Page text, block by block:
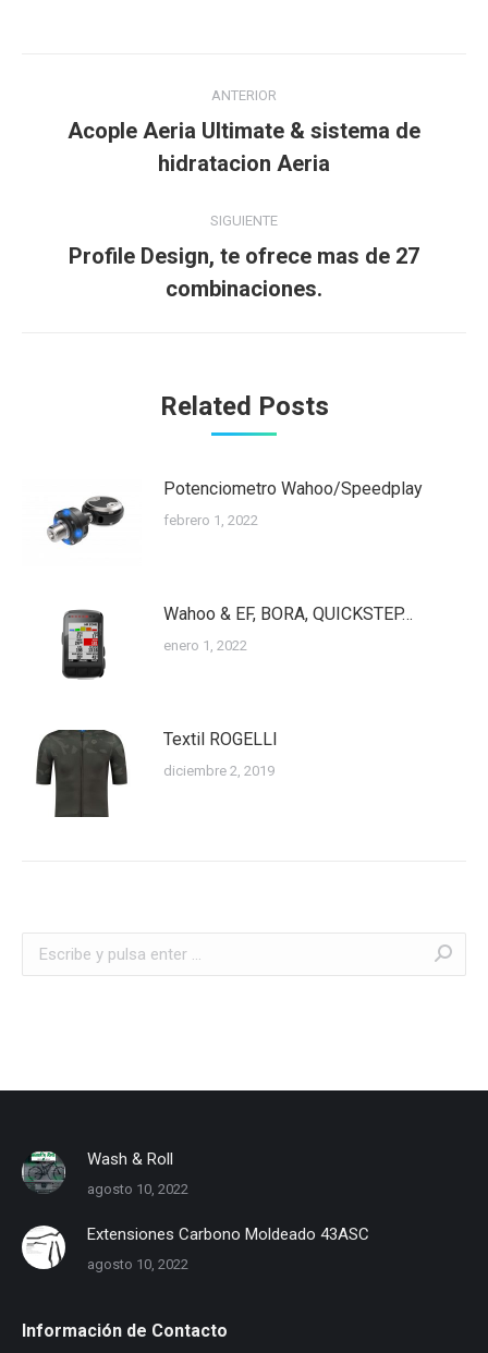
entre
publicaciones
ANTERIOR
Publicación
anterior:
Acople Aeria Ultimate & sistema de
hidratacion Aeria
SIGUIENTE
Publicación
siguiente:
Profile Design, te ofrece mas de 27
combinaciones.
Related Posts
Potenciometro Wahoo/Speedplay
febrero 1, 2022
Wahoo & EF, BORA, QUICKSTEP…
enero 1, 2022
Textil ROGELLI
diciembre 2, 2019
Buscar:
Wash & Roll
agosto 10, 2022
Extensiones Carbono Moldeado 43ASC
agosto 10, 2022
Información de Contacto